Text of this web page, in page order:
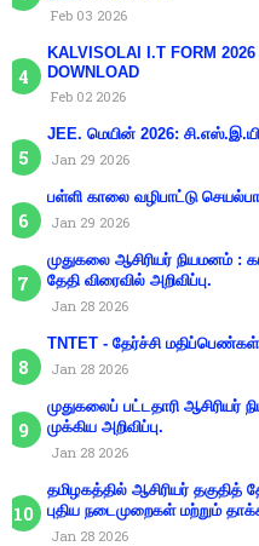
Feb 03 2026
KALVISOLAI I.T FORM
DOWNLOAD
Feb 02 2026
JEE. மெயின் 2026:
Jan 29 2026
பள்ளி காலை வழிபாட்டு
Jan 29 2026
முதுகலை ஆசிரியர் நியமனம் :
தேதி விரைவில் அறிவிப்பு.
Jan 28 2026
TNTET - தேர்ச்சி மதிப்பெண்கள்
Jan 28 2026
முதுகலைப் பட்டதாரி
முக்கிய அறிவிப்பு.
Jan 28 2026
தமிழகத்தில் ஆசிரியர் தகுதித்
புதிய நடைமுறைகள் மற்றும்
Jan 28 2026